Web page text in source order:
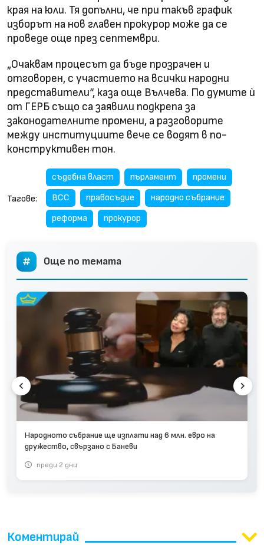
края на юли. Тя допълни, че при такъв график
изборът на нов главен прокурор може да се
проведе още през септември.
„Очаквам процесът да бъде прозрачен и
отговорен, с участието на всички народни
представители“, каза още Вълчева. По думите ѝ
от ГЕРБ също са заявили подкрепа за
законодателните промени, а разговорите
между институциите вече се водят в по-
конструктивен тон.
Тагове:
съдебна власт пърламент
промени
ВСС
правосъдие
народно събрание
реформа
прокурор
Още по темата
Народното събрание ще изплати над 6 млн. евро на
дружество, свързано с Баневи
преди 2 дни
Коментирай